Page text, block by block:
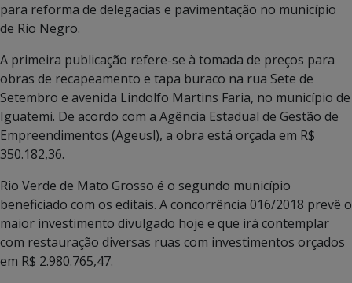
para reforma de delegacias e pavimentação no município
de Rio Negro.
A primeira publicação refere-se à tomada de preços para
obras de recapeamento e tapa buraco na rua Sete de
Setembro e avenida Lindolfo Martins Faria, no município de
Iguatemi. De acordo com a Agência Estadual de Gestão de
Empreendimentos (Ageusl), a obra está orçada em R$
350.182,36.
Rio Verde de Mato Grosso é o segundo município
beneficiado com os editais. A concorrência 016/2018 prevê o
maior investimento divulgado hoje e que irá contemplar
com restauração diversas ruas com investimentos orçados
em R$ 2.980.765,47.